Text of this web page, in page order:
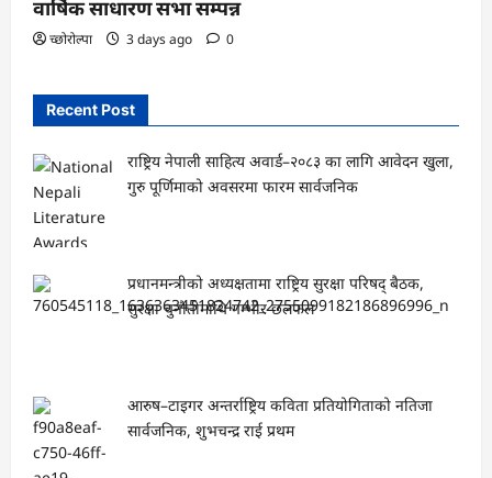
वार्षिक साधारण सभा सम्पन्न
च्छोरोल्पा 3 days ago 0
Recent Post
राष्ट्रिय नेपाली साहित्य अवार्ड–२०८३ का लागि आवेदन खुला,
गुरु पूर्णिमाको अवसरमा फारम सार्वजनिक
प्रधानमन्त्रीको अध्यक्षतामा राष्ट्रिय सुरक्षा परिषद् बैठक,
सुरक्षा चुनौतीमाथि गम्भीर छलफल
आरुष–टाइगर अन्तर्राष्ट्रिय कविता प्रतियोगिताको नतिजा
सार्वजनिक, शुभचन्द्र राई प्रथम